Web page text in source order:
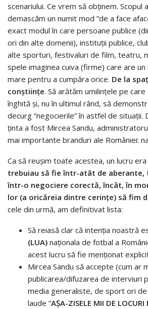
scenariului. Ce vrem să obținem. Scopul
demascăm un numit mod ”de a face
exact modul în care persoane publice
ori din alte domenii), instituții publice,
alte sporturi, festivaluri de film, teatru,
spele imaginea cuiva (firme) care are
mare pentru a cumpăra orice. De la
conștiințe. Să arătăm umilințele pe
înghită și, nu în ultimul rând, să
decurg ”negocierile” în astfel de situații.
ținta a fost Mircea Sandu,
mai importante branduri ale României:
Ca să reușim toate acestea, un lucru era
trebuiau să fie într-atât de aberante,
într-o negociere corectă, încât, în
lor (a oricăreia dintre cerințe) să fim
cele din urmă, am definitivat lista:
Să reiasă clar că intenția noastră
(LUA) naționala de fotbal a
acest lucru să fie menționat
Mircea Sandu să accepte (cum ar
publicarea/difuzarea de interviuri
media generaliste, de sport ori
laude ”AȘA-ZISELE MII DE LOCURI